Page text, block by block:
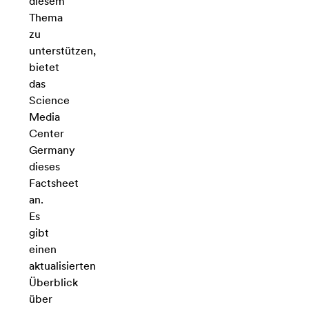
Thema
zu
unterstützen,
bietet
das
Science
Media
Center
Germany
dieses
Factsheet
an.
Es
gibt
einen
aktualisierten
Überblick
über